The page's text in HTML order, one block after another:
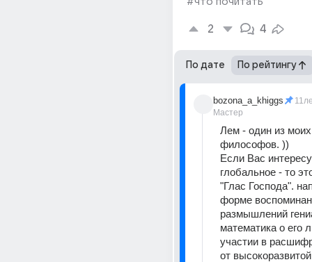
2 4
По дате По рейтингу
bozona_a_khiggs
Мастер
Лем - один из
философов. ))
Если Вас
глобальное - то
"Глас Господа".
форме
размышлений
математика о его
участии в
от